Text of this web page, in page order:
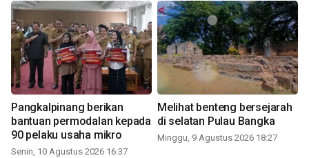
Pangkalpinang berikan
bantuan permodalan kepada
90 pelaku usaha mikro
Senin, 10 Agustus 2026 16:37
Melihat benteng bersejarah
di selatan Pulau Bangka
Minggu, 9 Agustus 2026 18:27